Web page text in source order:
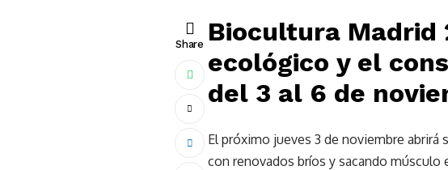
Share Biocultura Madrid
ecológico y el
del 3 al 6 de
El próximo jueves 3 de noviembre abrirá
con renovados bríos y sacando